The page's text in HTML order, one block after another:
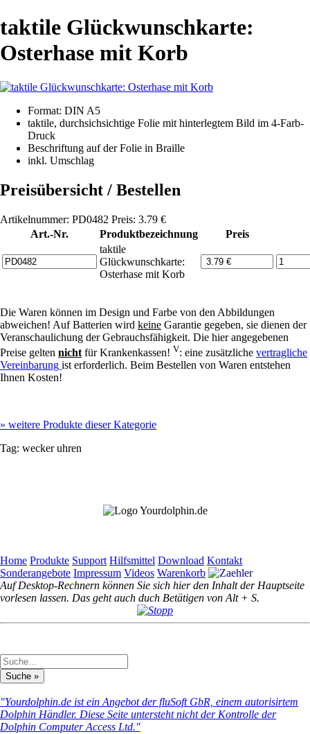
taktile Glückwunschkarte:
Osterhase mit Korb
Format: DIN A5
taktile, durchsichsichtige Folie mit hinterlegtem Bild im 4-Farb-
Druck
Beschriftung auf der Folie in Braille
inkl. Umschlag
Preisübersicht / Bestellen
Artikelnummer: PD0482 Preis: 3.79 €
Art.-Nr.
Produktbezeichnung
Preis
taktile
Glückwunschkarte:
Osterhase mit Korb
Die Waren können im Design und Farbe von den Abbildungen
abweichen! Auf Batterien wird keine Garantie gegeben, sie dienen der
Veranschaulichung der Gebrauchsfähigkeit. Die hier angegebenen
Preise gelten nicht für Krankenkassen! V: eine zusätzliche vertragliche
Vereinbarung ist erforderlich. Beim Bestellen von Waren entstehen
Ihnen Kosten!
» weitere Produkte dieser Kategorie
Tag: weckeruhren
Home Produkte Support Hilfsmittel Download Kontakt
Sonderangebote Impressum Videos Warenkorb
Auf Desktop-Rechnern können Sie sich hier den Inhalt der Hauptseite
vorlesen lassen. Das geht auch duch Betätigen von Alt + S.
"Yourdolphin.de ist ein Angebot der fluSoft GbR, einem autorisirtem
Dolphin Händler. Diese Seite untersteht nicht der Kontrolle der
Dolphin Computer Access Ltd."